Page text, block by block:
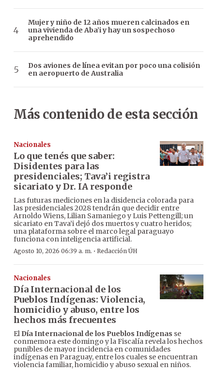
Mujer y niño de 12 años mueren calcinados en
una vivienda de Aba’i y hay un sospechoso
aprehendido
Dos aviones de línea evitan por poco una colisión
en aeropuerto de Australia
Más contenido de esta sección
Nacionales
Lo que tenés que saber:
Disidentes para las
presidenciales; Tava’i registra
sicariato y Dr. IA responde
Las futuras mediciones en la disidencia colorada para
las presidenciales 2028 tendrán que decidir entre
Arnoldo Wiens, Lilian Samaniego y Luis Pettengill; un
sicariato en Tava’i dejó dos muertos y cuatro heridos;
una plataforma sobre el marco legal paraguayo
funciona con inteligencia artificial.
Agosto 10, 2026 06:39 a. m. · Redacción ÚH
Nacionales
Día Internacional de los
Pueblos Indígenas: Violencia,
homicidio y abuso, entre los
hechos más frecuentes
El Día Internacional de los Pueblos Indígenas se
conmemora este domingo y la Fiscalía revela los hechos
punibles de mayor incidencia en comunidades
indígenas en Paraguay, entre los cuales se encuentran
violencia familiar, homicidio y abuso sexual en niños.